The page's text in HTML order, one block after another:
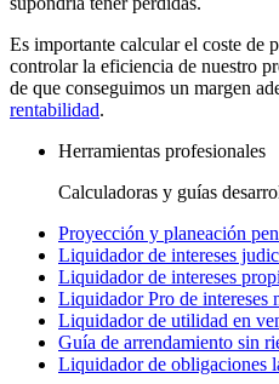
Es importante calcular el coste de
controlar la eficiencia de nuestro
de que conseguimos un margen
rentabilidad.
Herramientas profesionales
Calculadoras y guías
Proyección y planeación
Liquidador de intereses
Liquidador de intereses
Liquidador Pro de intereses
Liquidador de utilidad en
Guía de arrendamiento sin
Liquidador de obligaciones